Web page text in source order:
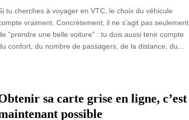
tu cherches à voyager en VTC, le choix du véhicule
vraiment. Concrètement, il ne s’agit pas seulement
“prendre une belle voiture” : tu dois aussi tenir compte
confort, du nombre de passagers, de la distance, du...
sa carte grise en ligne, c’est
possible